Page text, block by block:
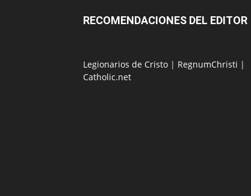
RECOMENDACIONES DEL EDITOR
Legionarios de Cristo | RegnumChristi |
Catholic.net